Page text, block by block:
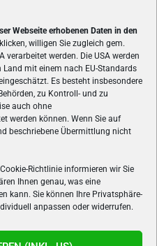
Webseite erhobenen Daten in den
willigen Sie zugleich gem.
verarbeitet werden. Die USA werden
mit einem nach EU-Standards
Es besteht insbesondere
zu Kontroll- und zu
auch ohne
werden können. Wenn Sie auf
beschriebene Übermittlung nicht
Richtlinie informieren wir Sie
Ihnen genau, was eine
kann. Sie können Ihre Privatsphäre-
anpassen oder widerrufen.
UNS
ist das älteste Online-
bringt täglich aktuelle News,
Konsolenspielen, Gaming-
Welt des e-Sport's.
UNS